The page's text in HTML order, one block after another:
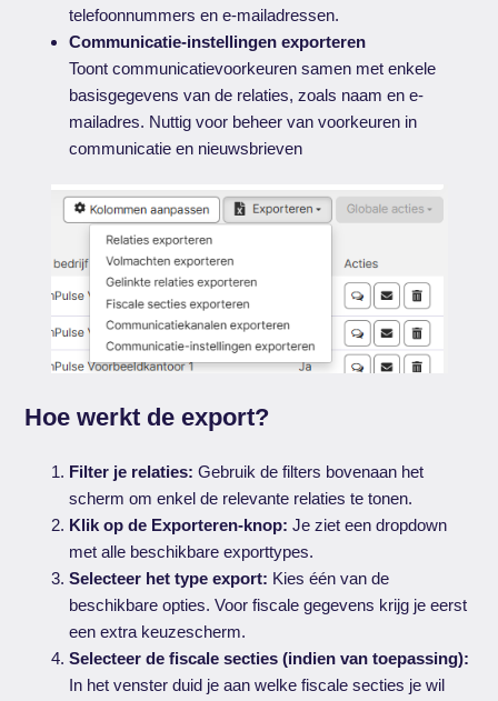
telefoonnummers en e-mailadressen.
Communicatie-instellingen exporteren
Toont communicatievoorkeuren samen met enkele
basisgegevens van de relaties, zoals naam en e-
mailadres. Nuttig voor beheer van voorkeuren in
communicatie en nieuwsbrieven
Hoe werkt de export?
Filter je relaties:Gebruik de filters bovenaan het
scherm om enkel de relevante relaties te tonen.
Klik op de Exporteren-knop:Je ziet een dropdown
met alle beschikbare exporttypes.
Selecteer het type export: Kies één van de
beschikbare opties. Voor fiscale gegevens krijg je eerst
een extra keuzescherm.
Selecteer de fiscale secties (indien van toepassing):
In het venster duid je aan welke fiscale secties je wil